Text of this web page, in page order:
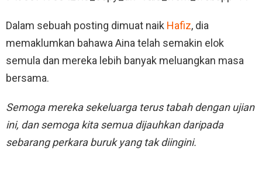
Dalam sebuah posting dimuat naik Hafiz, dia
memaklumkan bahawa Aina telah semakin elok
semula dan mereka lebih banyak meluangkan masa
bersama.
Semoga mereka sekeluarga terus tabah dengan ujian
ini, dan semoga kita semua dijauhkan daripada
sebarang perkara buruk yang tak diingini.